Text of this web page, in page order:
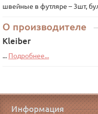
швейные в футляре – 3шт,
О производителе
Kleiber
... Подробнее...
Информация